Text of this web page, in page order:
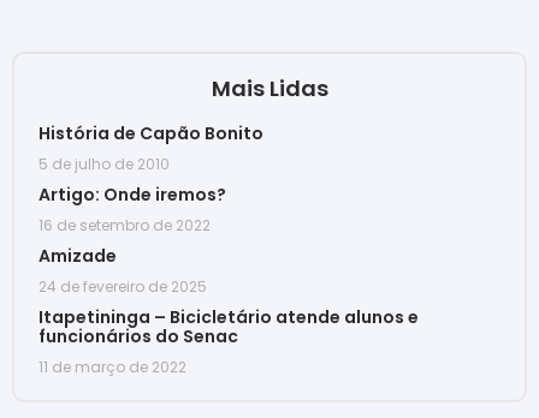
Mais Lidas
História de Capão Bonito
5 de julho de 2010
Artigo: Onde iremos?
16 de setembro de 2022
Amizade
24 de fevereiro de 2025
Itapetininga – Bicicletário atende alunos e
funcionários do Senac
11 de março de 2022